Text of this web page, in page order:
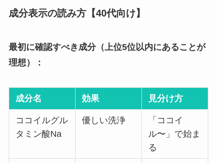
成分表示の読み方【40代向け】
最初に確認すべき成分（上位5位以内にあることが
理想）：
成分名 効果 見分け方
ココイルグル
タミン酸Na
優しい洗浄
「ココイ
ル〜」で始ま
る